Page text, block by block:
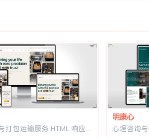
明康心